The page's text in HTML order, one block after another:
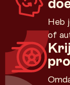
Heb
of